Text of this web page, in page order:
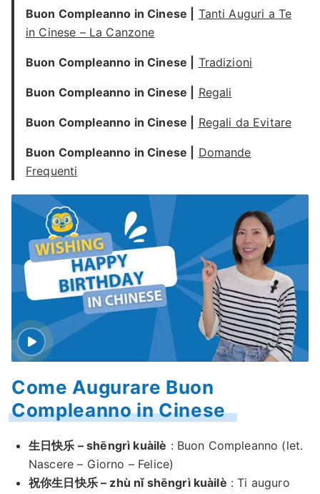
Buon Compleanno in Cinese |
Tanti Auguri a Te
in Cinese – La Canzone
Buon Compleanno in Cinese | Tradizioni
Buon Compleanno in Cinese | Regali
Buon Compleanno in Cinese | Regali da Evitare
Buon Compleanno in Cinese |
Domande
Frequenti
Come Augurare Buon
Compleanno in Cinese
生日快乐 – shēngrì kuàilè : Buon Compleanno (let.
Nascere – Giorno – Felice)
祝你生日快乐 – zhù nǐ shēngrì kuàilè : Ti auguro